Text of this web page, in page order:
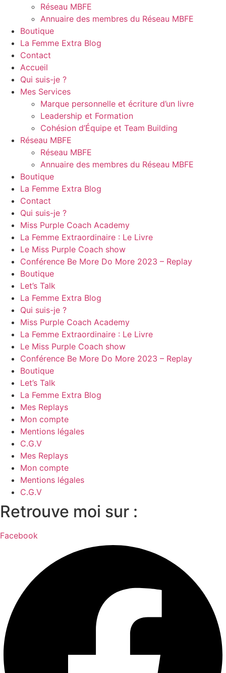
Réseau MBFE
Annuaire des membres du Réseau MBFE
Boutique
La Femme Extra Blog
Contact
Accueil
Qui suis-je ?
Mes Services
Marque personnelle et écriture d’un livre
Leadership et Formation
Cohésion d’Équipe et Team Building
Réseau MBFE
Réseau MBFE
Annuaire des membres du Réseau MBFE
Boutique
La Femme Extra Blog
Contact
Qui suis-je ?
Miss Purple Coach Academy
La Femme Extraordinaire : Le Livre
Le Miss Purple Coach show
Conférence Be More Do More 2023 – Replay
Boutique
Let’s Talk
La Femme Extra Blog
Qui suis-je ?
Miss Purple Coach Academy
La Femme Extraordinaire : Le Livre
Le Miss Purple Coach show
Conférence Be More Do More 2023 – Replay
Boutique
Let’s Talk
La Femme Extra Blog
Mes Replays
Mon compte
Mentions légales
C.G.V
Mes Replays
Mon compte
Mentions légales
C.G.V
Retrouve moi sur :
Facebook